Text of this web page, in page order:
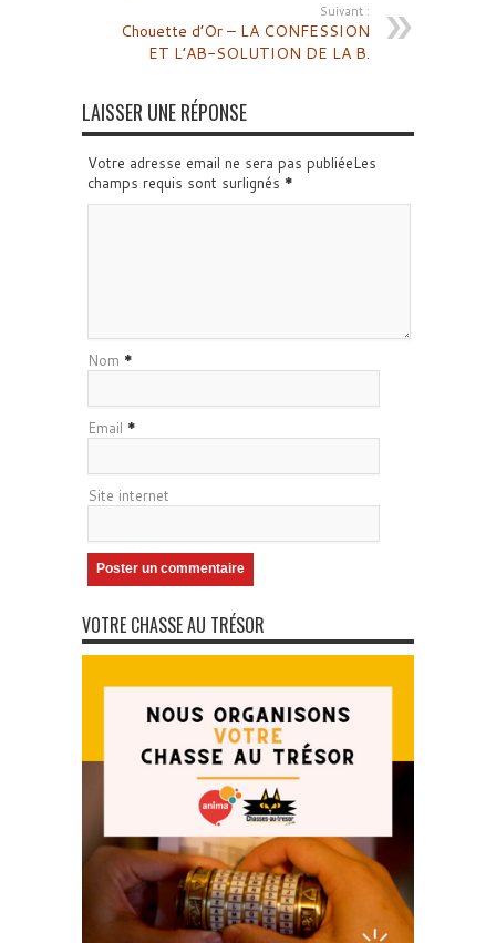
Suivant :
Chouette d’Or – LA CONFESSION
ET L’AB-SOLUTION DE LA B.
LAISSER UNE RÉPONSE
Votre adresse email ne sera pas publiéeLes
champs requis sont surlignés *
Nom *
Email *
Site internet
VOTRE CHASSE AU TRÉSOR